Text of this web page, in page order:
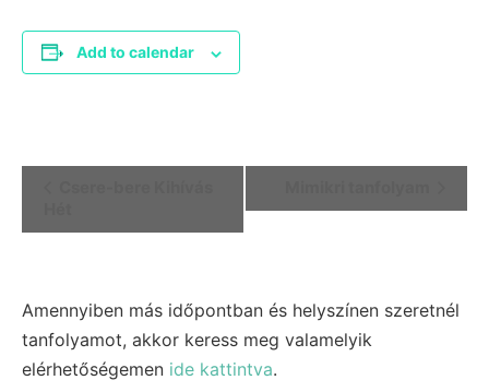
Add to calendar
Amennyiben más időpontban és helyszínen szeretnél
tanfolyamot, akkor keress meg valamelyik
elérhetőségemen ide kattintva.